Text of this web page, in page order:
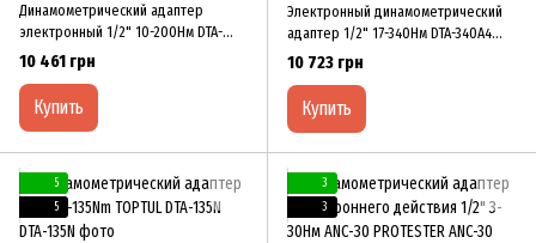
Динамометрический адаптер
электронный 1/2" 10-200Нм DTA-
200A4 TOPTUL
10 461 грн
Купить
Электронный динамометрический
адаптер 1/2" 17-340Нм DTA-340A4
TOPTUL
10 723 грн
Купить
5
5
3
3